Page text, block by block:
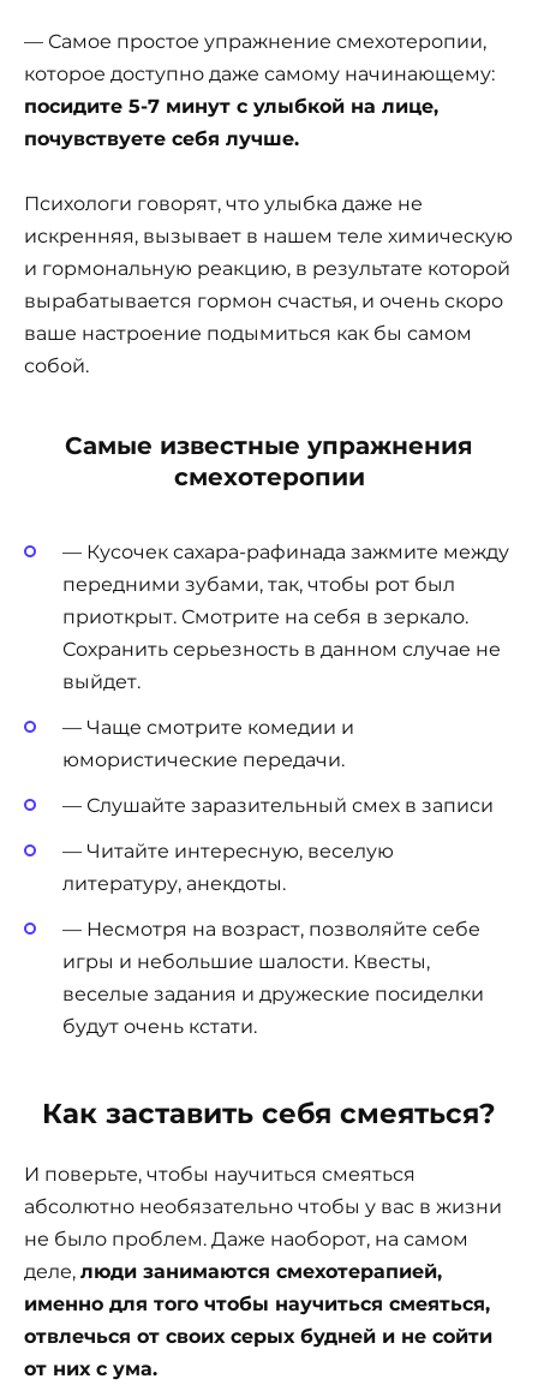
— Самое простое упражнение смехотеропии,
которое доступно даже самому начинающему:
посидите 5-7 минут с улыбкой на лице,
почувствуете себя лучше.
Психологи говорят, что улыбка даже не
искренняя, вызывает в нашем теле химическую
и гормональную реакцию, в результате которой
вырабатывается гормон счастья, и очень скоро
ваше настроение подымиться как бы самом
собой.
Самые известные упражнения
смехотеропии
— Кусочек сахара-рафинада зажмите между
передними зубами, так, чтобы рот был
приоткрыт. Смотрите на себя в зеркало.
Сохранить серьезность в данном случае не
выйдет.
— Чаще смотрите комедии и
юмористические передачи.
— Слушайте заразительный смех в записи
— Читайте интересную, веселую
литературу, анекдоты.
— Несмотря на возраст, позволяйте себе
игры и небольшие шалости. Квесты,
веселые задания и дружеские посиделки
будут очень кстати.
Как заставить себя смеяться?
И поверьте, чтобы научиться смеяться
абсолютно необязательно чтобы у вас в жизни
не было проблем. Даже наоборот, на самом
деле, люди занимаются смехотерапией,
именно для того чтобы научиться смеяться,
отвлечься от своих серых будней и не сойти
от них с ума.